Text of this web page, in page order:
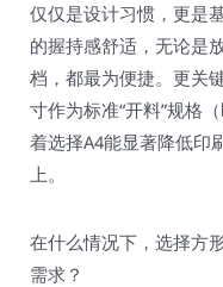
仅仅是设计习惯，更是
的握持感舒适，无论是
档，都最为便捷。更关
寸作为标准“开料”规格
着选择A4能显著降低印
上。
在什么情况下，选择方
需求？